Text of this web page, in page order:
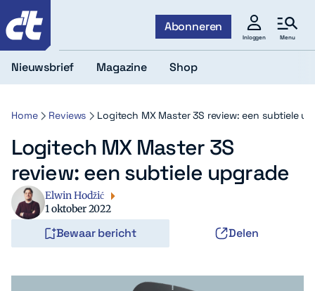
Abonneren
Inloggen Menu
Nieuwsbrief Magazine Shop
Home Reviews Logitech MX Master 3S review: een subtiele
Logitech MX Master 3S
review: een subtiele upgrade
Elwin Hodžić
1 oktober 2022
Bewaar bericht Delen